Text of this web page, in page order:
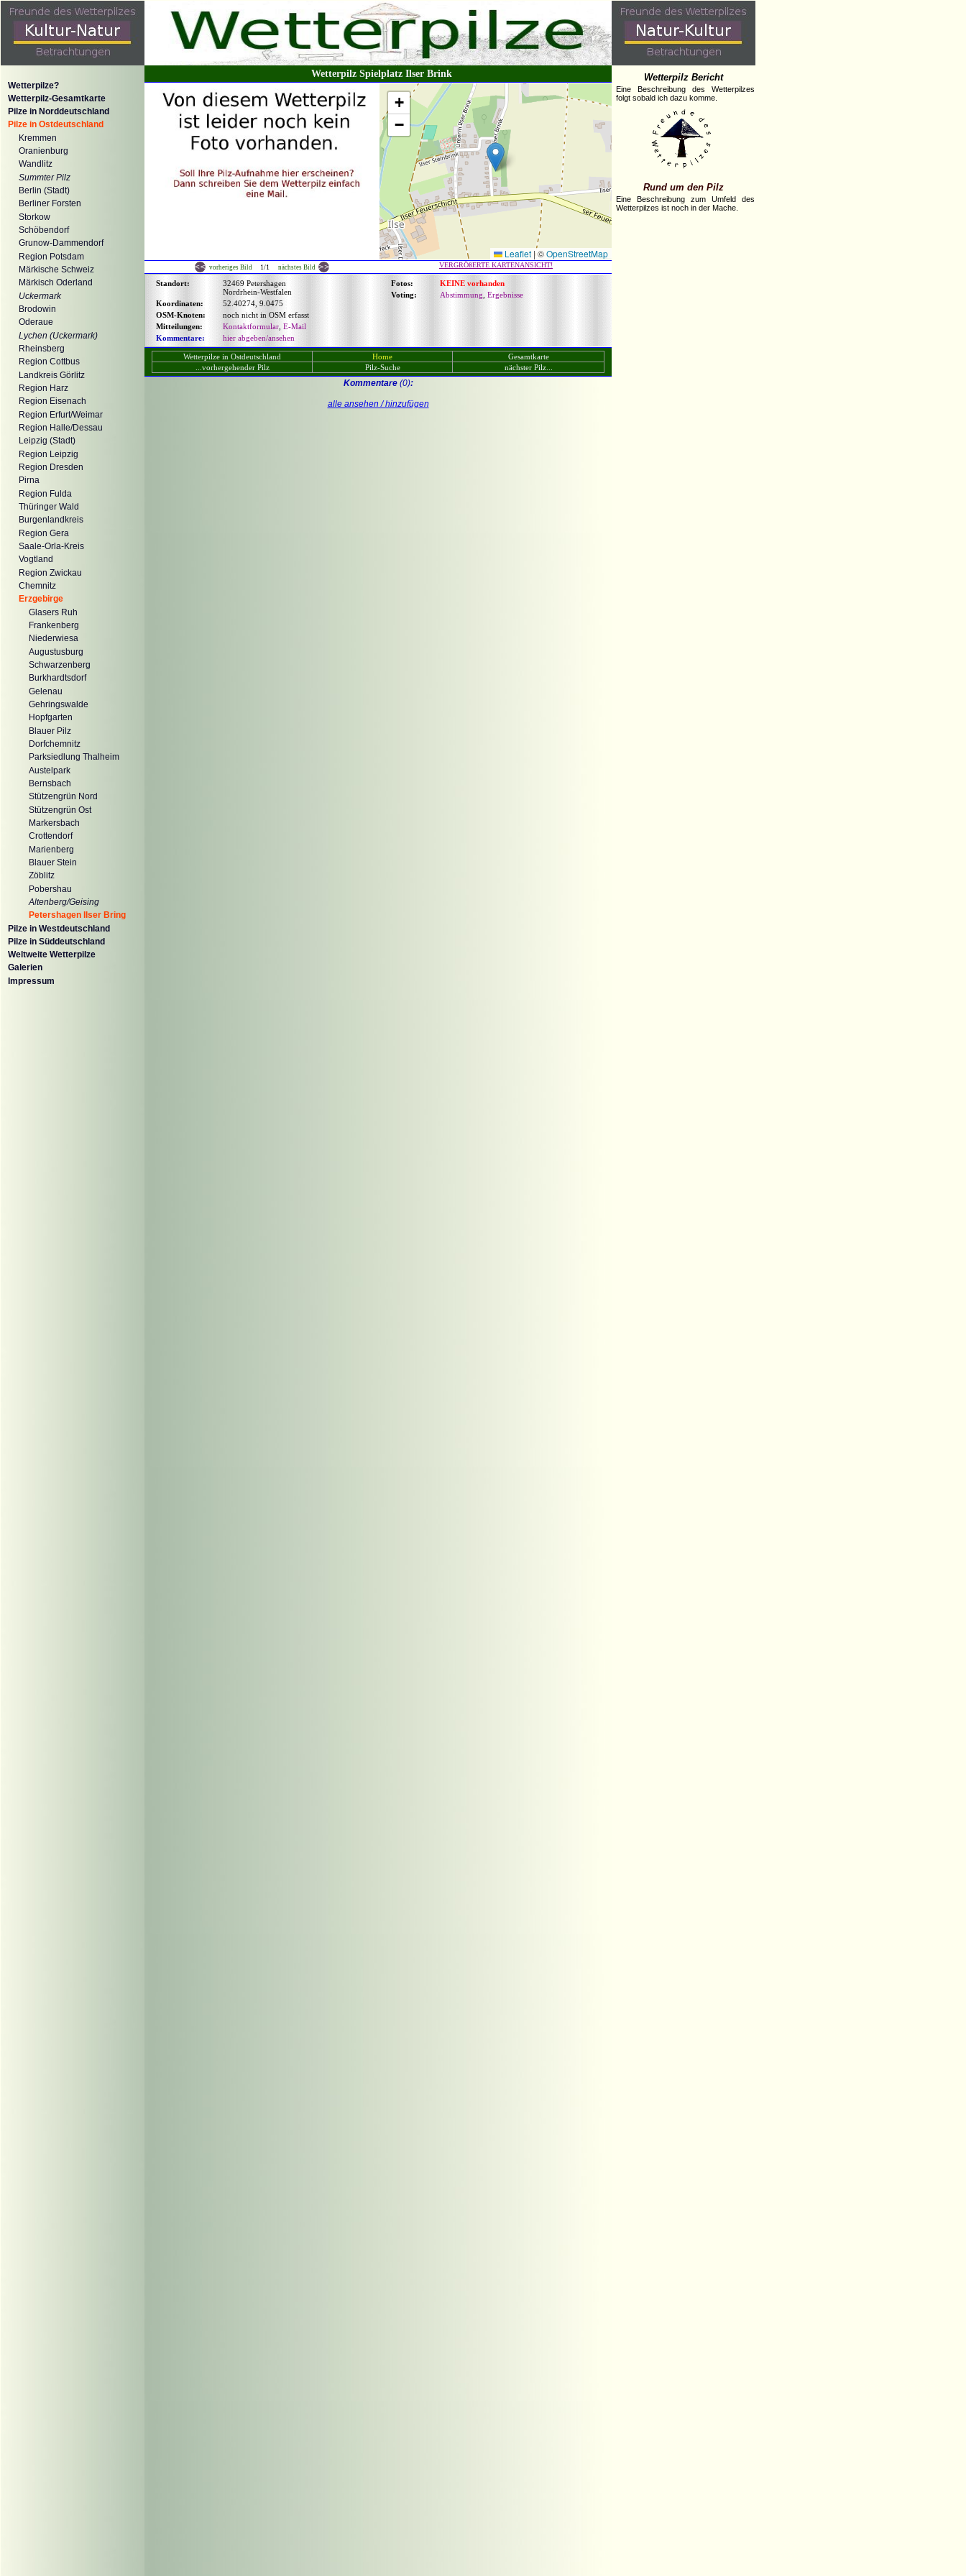
Wetterpilze?
Wetterpilz-Gesamtkarte
Pilze in Norddeutschland
Pilze in Ostdeutschland
Kremmen
Oranienburg
Wandlitz
Summter Pilz
Berlin (Stadt)
Berliner Forsten
Storkow
Schöbendorf
Grunow-Dammendorf
Region Potsdam
Märkische Schweiz
Märkisch Oderland
Uckermark
Brodowin
Oderaue
Lychen (Uckermark)
Rheinsberg
Region Cottbus
Landkreis Görlitz
Region Harz
Region Eisenach
Region Erfurt/Weimar
Region Halle/Dessau
Leipzig (Stadt)
Region Leipzig
Region Dresden
Pirna
Region Fulda
Thüringer Wald
Burgenlandkreis
Region Gera
Saale-Orla-Kreis
Vogtland
Region Zwickau
Chemnitz
Erzgebirge
Glasers Ruh
Frankenberg
Niederwiesa
Augustusburg
Schwarzenberg
Burkhardtsdorf
Gelenau
Gehringswalde
Hopfgarten
Blauer Pilz
Dorfchemnitz
Parksiedlung Thalheim
Austelpark
Bernsbach
Stützengrün Nord
Stützengrün Ost
Markersbach
Crottendorf
Marienberg
Blauer Stein
Zöblitz
Pobershau
Altenberg/Geising
Petershagen Ilser Bring
Pilze in Westdeutschland
Pilze in Süddeutschland
Weltweite Wetterpilze
Galerien
Impressum
Wetterpilz Spielplatz Ilser Brink
+
−
Leaflet |©OpenStreetMap
vorheriges Bild 1/1 nächstes Bild VERGRÖßERTE KARTENANSICHT!
Standort:
32469 Petershagen
Nordrhein-Westfalen
Koordinaten:
52.40274, 9.0475
OSM-Knoten:
noch nicht in OSM erfasst
Mitteilungen:
Kontaktformular E-Mail
Kommentare:
hier abgeben/ansehen
Fotos:
KEINE vorhanden
Voting:
Abstimmung Ergebnisse
Wetterpilze in Ostdeutschland Home
Gesamtkarte
...vorhergehender Pilz
Pilz-Suche nächster Pilz...
Kommentare(0):
alle ansehen / hinzufügen
Wetterpilz Bericht
Eine Beschreibung des Wetterpilzes
folgt sobald ich dazu komme.
Rund um den Pilz
Eine Beschreibung zum Umfeld des
Wetterpilzes ist noch in der Mache.